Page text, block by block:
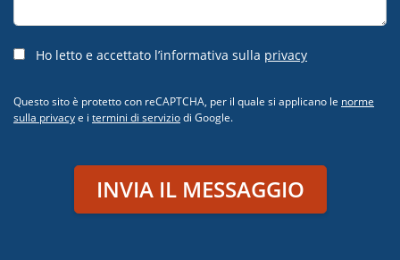
Ho letto e accettato l’informativa sulla privacy
Questo sito è protetto con reCAPTCHA, per il quale si applicano le norme
sulla privacye i termini di serviziodi Google.
INVIA IL MESSAGGIO